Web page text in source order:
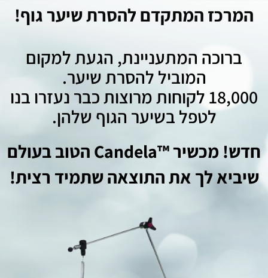
המרכז המתקדם להסרת שיער גוף!
ברוכה המתעניינת, הגעת למקום
המוביל להסרת שיער.
18,000 לקוחות מרוצות כבר נעזרו בנו
לטפל בשיער הגוף שלהן.
חדש! מכשיר ™Candela הטוב בעולם
שיביא לך את התוצאה שתמיד רצית!